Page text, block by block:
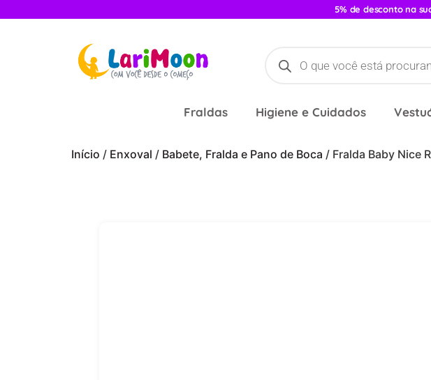
5% de desconto na
Fraldas Higiene e Cuidados
Início / Enxoval / Babete, Fralda e Pano de Boca / Fralda Baby Nice